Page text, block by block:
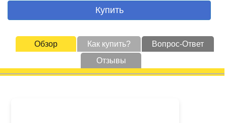
Купить
Обзор Как купить?
Вопрос-Ответ
Отзывы